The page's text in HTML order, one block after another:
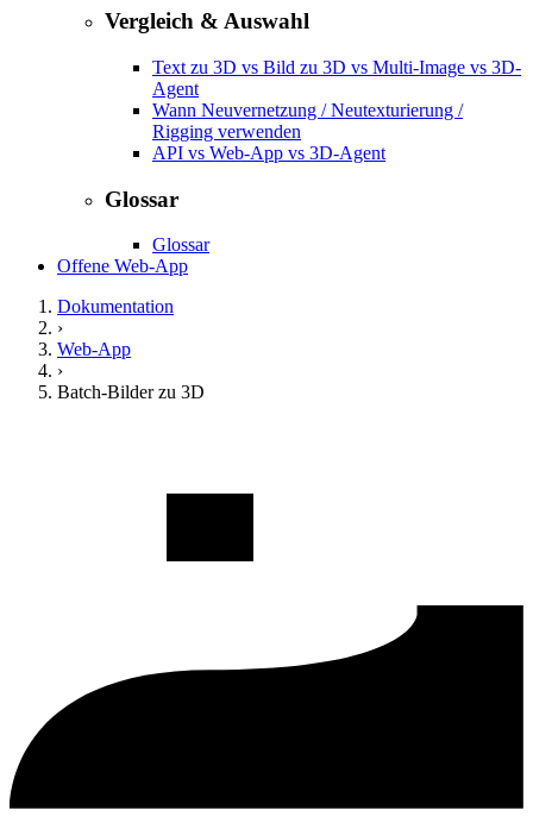
Vergleich & Auswahl
Text zu 3D vs Bild zu 3D vs Multi-Image vs 3D-
Agent
Wann Neuvernetzung / Neutexturierung /
Rigging verwenden
API vs Web-App vs 3D-Agent
Glossar
Glossar
Offene Web-App
Dokumentation
›
Web-App
›
Batch-Bilder zu 3D